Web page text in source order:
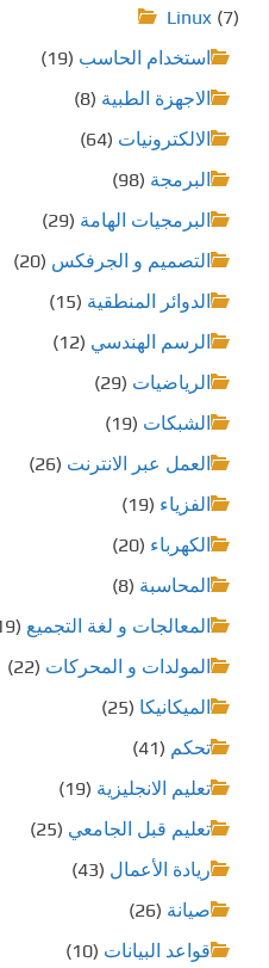
Linux (7)
استخدام الحاسب (19)
الاجهزة الطبية (8)
الالكترونيات (64)
البرمجة (98)
البرمجيات الهامة (29)
التصميم و الجرفكس (20)
الدوائر المنطقية (15)
الرسم الهندسي (12)
الرياضيات (29)
الشبكات (19)
العمل عبر الانترنت (26)
الفزياء (19)
الكهرباء (20)
المحاسبة (8)
المعالجات و لغة التجميع (19)
المولدات و المحركات (22)
الميكانيكا (25)
تحكم (41)
تعليم الانجليزية (19)
تعليم قبل الجامعي (25)
ريادة الأعمال (43)
صيانة (26)
قواعد البيانات (10)